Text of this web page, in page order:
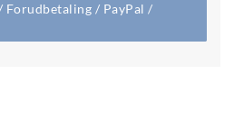
Forudbetaling / PayPal /